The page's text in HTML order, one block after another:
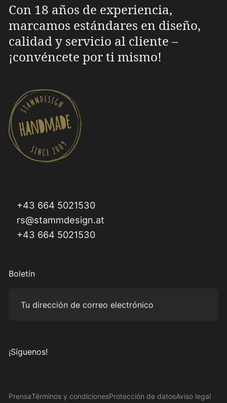
Con 18 años de experiencia,
marcamos estándares en diseño,
calidad y servicio al cliente –
¡convéncete por ti mismo!
+43 664 5021530
rs@stammdesign.at
+43 664 5021530
Boletín
Tu dirección de correo electrónico
¡Síguenos!
PrensaTérminos y condicionesProtección de datosAviso legal